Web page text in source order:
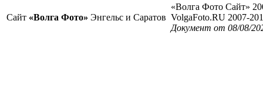
Сайт «Волга Фото» Энгельс и Саратов
«Волга Фото Сайт»
VolgaFoto.RU 2007-
Документ от 08/08/